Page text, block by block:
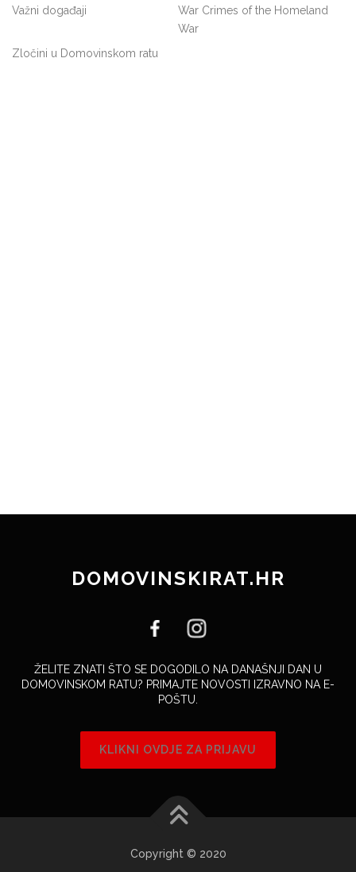
Važni događaji
War Crimes of the Homeland
War
Zločini u Domovinskom ratu
DOMOVINSKIRAT.HR
ŽELITE ZNATI ŠTO SE DOGODILO NA DANAŠNJI DAN U
DOMOVINSKOM RATU? PRIMAJTE NOVOSTI IZRAVNO NA E-
POŠTU.
KLIKNI OVDJE ZA PRIJAVU
Copyright © 2020